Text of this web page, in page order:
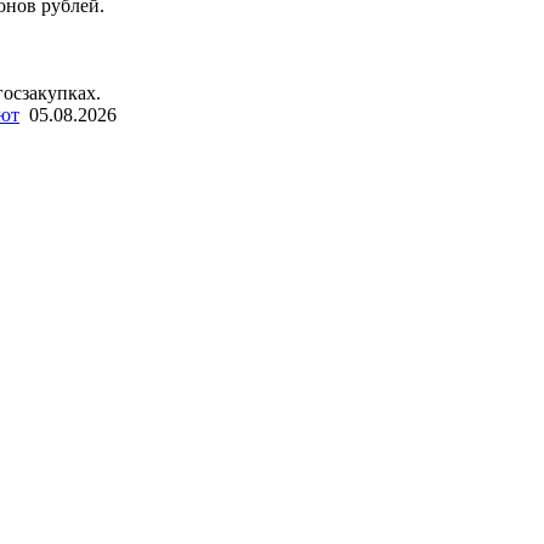
рублей.
05.08.2026